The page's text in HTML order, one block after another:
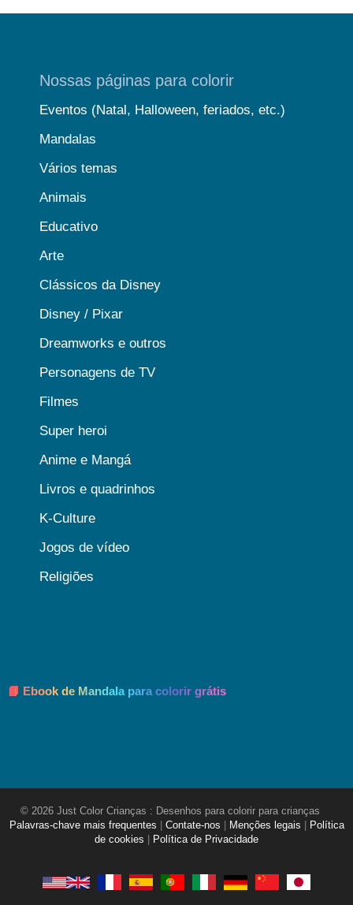
Nossas páginas para colorir
Eventos (Natal, Halloween, feriados, etc.)
Mandalas
Vários temas
Animais
Educativo
Arte
Clássicos da Disney
Disney / Pixar
Dreamworks e outros
Personagens de TV
Filmes
Super heroi
Anime e Mangá
Livros e quadrinhos
K-Culture
Jogos de vídeo
Religiões
📘 Ebook de Mandala para colorir grátis
© 2026 Just Color Crianças : Desenhos para colorir para crianças
Palavras-chave mais frequentes
Contate-nos Menções legais
Política
de cookies
Política de Privacidade